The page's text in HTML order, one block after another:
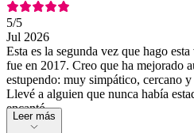
5/5
Jul 2026
Esta es la segunda vez que hago
fue en 2017. Creo que ha mejorado
estupendo: muy simpático, cercano
Llevé a alguien que nunca había
encantó.
Leer más